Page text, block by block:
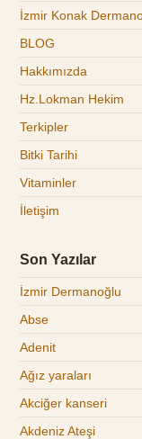
İzmir Konak
BLOG
Hakkımızda
Hz.Lokman Hekim
Terkipler
Bitki Tarihi
Vitaminler
İletişim
Son Yazılar
İzmir Dermanoğlu
Abse
Adenit
Ağız yaraları
Akciğer kanseri
Akdeniz Ateşi